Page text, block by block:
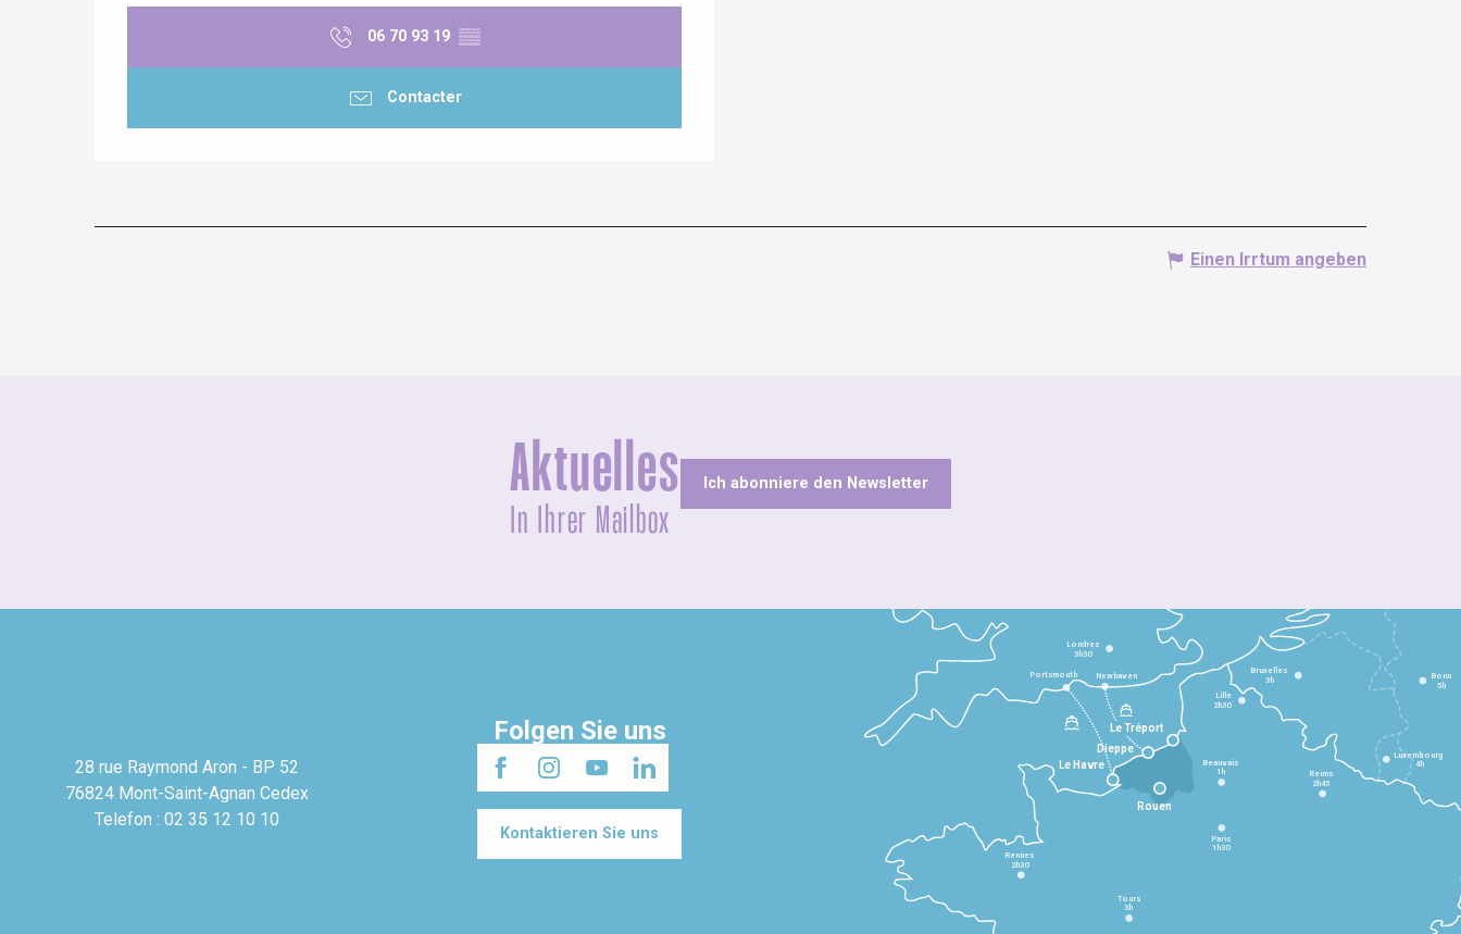
06 70 93 19 ▒▒
Contacter
Einen Irrtum angeben
Aktuelles
In Ihrer Mailbox
Ich abonniere den Newsletter
28 rue Raymond Aron - BP 52
76824 Mont-Saint-Agnan Cedex
Telefon : 02 35 12 10 10
Folgen Sie uns
Kontaktieren Sie uns
Le Havre
Dieppe
Le Tréport
Rennes
2h30
Tours
3h
Paris
1h30
Beauvais
1h Reims
2h45
Lille
2h30
Bruxelles
3h
Londres
3h30
Newhaven
Portsmouth Bonn
5h
Luxembourg
4h
Rouen